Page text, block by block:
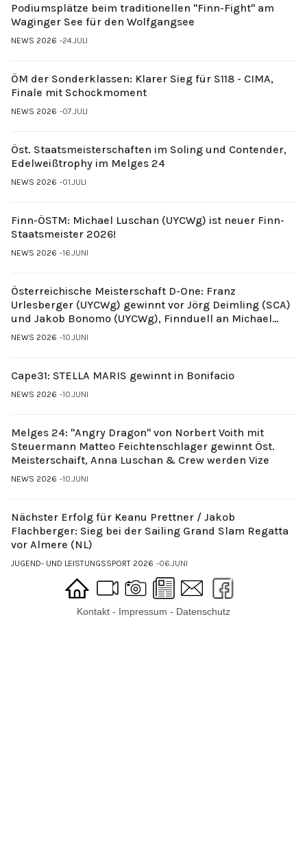
Podiumsplätze beim traditionellen "Finn-Fight" am
Waginger See für den Wolfgangsee
NEWS 2026 24.JULI
ÖM der Sonderklassen: Klarer Sieg für S118 - CIMA,
Finale mit Schockmoment
NEWS 2026 07.JULI
Öst. Staatsmeisterschaften im Soling und Contender,
Edelweißtrophy im Melges 24
NEWS 2026 01.JULI
Finn-ÖSTM: Michael Luschan (UYCWg) ist neuer Finn-
Staatsmeister 2026!
NEWS 2026 16.JUNI
Österreichische Meisterschaft D-One: Franz
Urlesberger (UYCWg) gewinnt vor Jörg Deimling (SCA)
und Jakob Bonomo (UYCWg), Finnduell an Michael
Gubi (UYCMo)
NEWS 2026 10.JUNI
Cape31: STELLA MARIS gewinnt in Bonifacio
NEWS 2026 10.JUNI
Melges 24: "Angry Dragon" von Norbert Voith mit
Steuermann Matteo Feichtenschlager gewinnt Öst.
Meisterschaift, Anna Luschan & Crew werden Vize
NEWS 2026 10.JUNI
Nächster Erfolg für Keanu Prettner / Jakob
Flachberger: Sieg bei der Sailing Grand Slam Regatta
vor Almere (NL)
JUGEND- UND LEISTUNGSSPORT 2026 06.JUNI
Kontakt - Impressum - Datenschutz